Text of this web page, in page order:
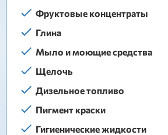
Фруктовые концентраты
Глина
Мыло и моющие средства
Щелочь
Дизельное топливо
Пигмент краски
Гигиенические жидкости